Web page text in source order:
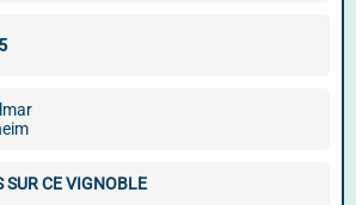
SUR CE VIGNOBLE